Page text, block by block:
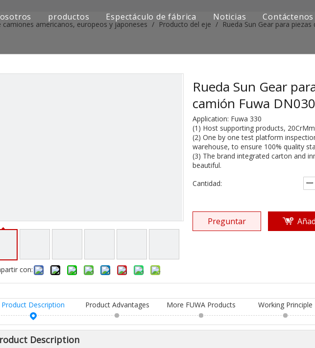
productos
Serie de camiones SAIC-lveco Hongyan
Serie de camiones europea y japonesa
Piezas de repuesto para maquinaria de ingeniería de camiones
Espectáculo de fábrica Noticias
Contáctenos
camiones americanos, europeos y japoneses / Producto del eje / Rueda Sun Gear para
con:
Rueda Sun Gear
camión Fuwa
Application: Fuwa 330
(1) Host supporting products,
(2) One by one test platform
warehouse, to ensure 100% quality
(3) The brand integrated carton and
beautiful.
Cantidad:
Preguntar
Product Description Product Advantages More FUWA Products Working Principle
Description